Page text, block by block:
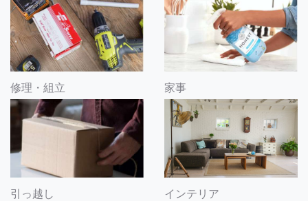
修理・組立 家事
引っ越し インテリア